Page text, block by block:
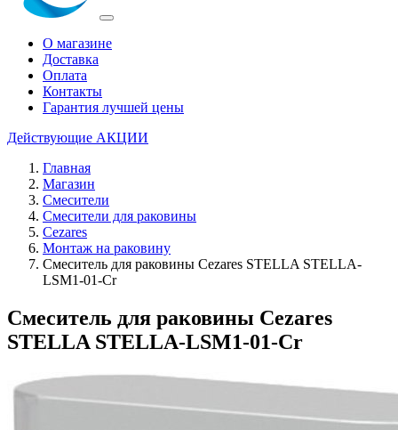
О магазине
Доставка
Оплата
Контакты
Гарантия лучшей цены
Действующие АКЦИИ
Главная
Магазин
Смесители
Смесители для раковины
Cezares
Монтаж на раковину
Смеситель для раковины Cezares STELLA STELLA-
LSM1-01-Cr
Смеситель для раковины Cezares
STELLA STELLA-LSM1-01-Cr